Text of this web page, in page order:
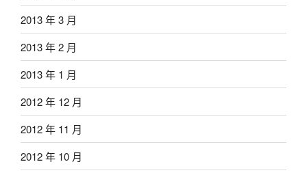
2013 年 3 月
2013 年 2 月
2013 年 1 月
2012 年 12 月
2012 年 11 月
2012 年 10 月